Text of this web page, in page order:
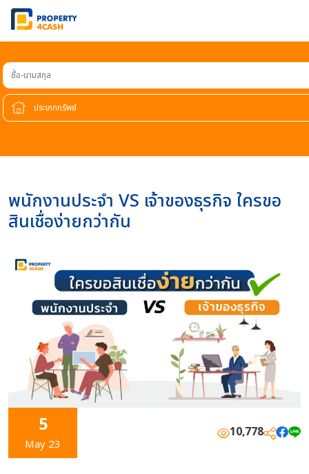
ชื่อ-นามสกุล
พนักงานประจำ VS เจ้าของธุรกิจ ใครขอ
สินเชื่อง่ายกว่ากัน
5
May 23
10,778